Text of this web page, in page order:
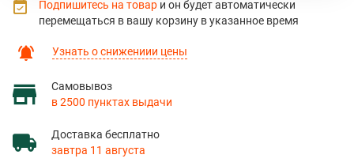
Узнать о снижениии цены
Самовывоз
в 2500 пунктах выдачи
Доставка бесплатно
завтра 11 августа
Подпишитесь на товар и он будет автоматически
перемещаться в вашу корзину в указанное время